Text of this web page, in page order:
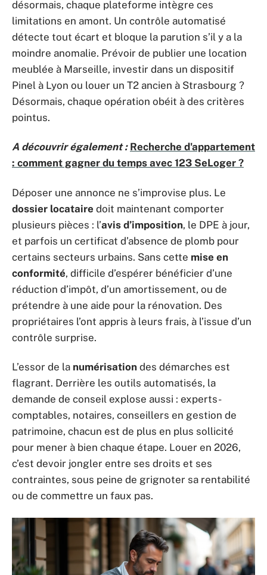
désormais, chaque plateforme intègre ces
limitations en amont. Un contrôle automatisé
détecte tout écart et bloque la parution s’il y a la
moindre anomalie. Prévoir de publier une location
meublée à Marseille, investir dans un dispositif
Pinel à Lyon ou louer un T2 ancien à Strasbourg ?
Désormais, chaque opération obéit à des critères
pointus.
A découvrir également : Recherche d'appartement
: comment gagner du temps avec 123 SeLoger ?
Déposer une annonce ne s’improvise plus. Le
dossier locataire doit maintenant comporter
plusieurs pièces : l’avis d’imposition, le DPE à jour,
et parfois un certificat d’absence de plomb pour
certains secteurs urbains. Sans cette mise en
conformité, difficile d’espérer bénéficier d’une
réduction d’impôt, d’un amortissement, ou de
prétendre à une aide pour la rénovation. Des
propriétaires l’ont appris à leurs frais, à l’issue d’un
contrôle surprise.
L’essor de la numérisation des démarches est
flagrant. Derrière les outils automatisés, la
demande de conseil explose aussi : experts-
comptables, notaires, conseillers en gestion de
patrimoine, chacun est de plus en plus sollicité
pour mener à bien chaque étape. Louer en 2026,
c’est devoir jongler entre ses droits et ses
contraintes, sous peine de grignoter sa rentabilité
ou de commettre un faux pas.